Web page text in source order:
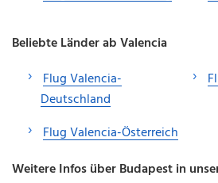
Beliebte Länder ab Valencia
Flug Valencia-
Deutschland
Flug Valencia-Österreich
Weitere Infos über Budapest in